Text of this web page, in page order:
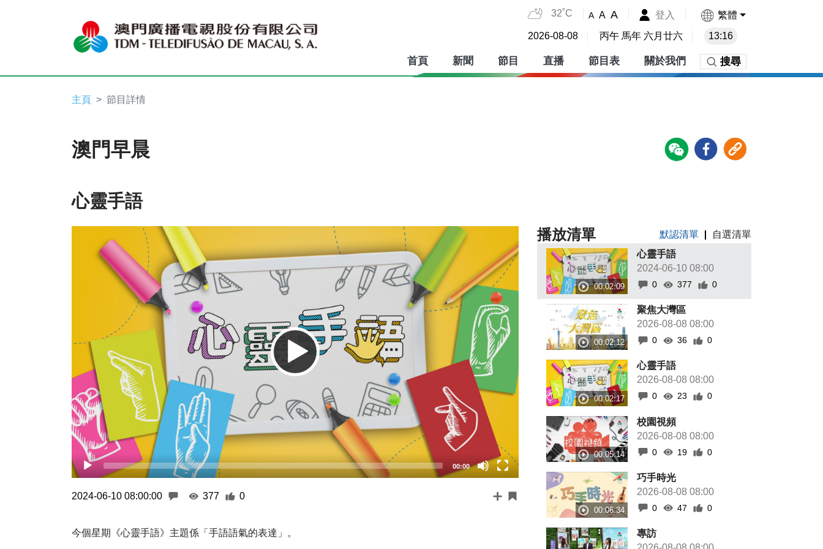
32˚C A A A 登入 繁體
2026-08-08 丙午 馬年 六月廿六 13:16
首頁 新聞 節目 直播 節目表 關於我們 搜尋
主頁 節目詳情
澳門早晨
心靈手語
Player
00:00
2024-06-10 08:00:00 377 0
今個星期《心靈手語》主題係「手語語氣的表達」。
播放清單 默認清單
自選清單
心靈手語
2024-06-10 08:00
0 377 0
聚焦大灣區
2026-08-08 08:00
0 36 0
心靈手語
2026-08-08 08:00
0 23 0
校園視頻
2026-08-08 08:00
0 19 0
巧手時光
2026-08-08 08:00
0 47 0
專訪